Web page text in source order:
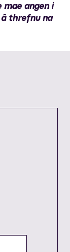
angen i
threfnu na